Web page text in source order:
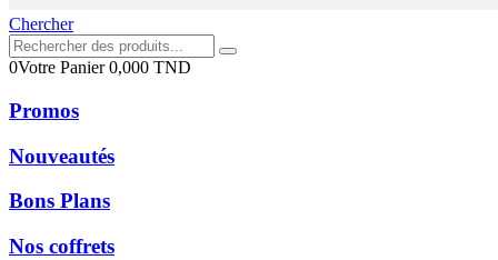
Chercher
0Votre Panier0,000 TND
Promos
Nouveautés
Bons Plans
Nos coffrets